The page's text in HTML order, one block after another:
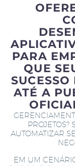
PARA
QUE
ATÉ A
PROJETOS?
AUTOMATIZAR
EM UM